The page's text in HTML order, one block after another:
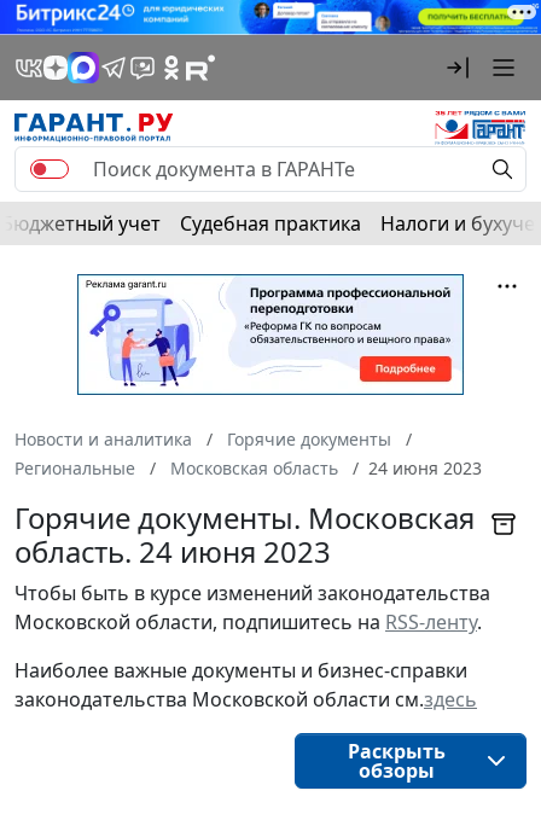
Бюджетный учет Судебная практика Налоги и
Новости и аналитика
Горячие документы
Региональные
Московская область 24 июня 2023
Горячие документы. Московская
область. 24 июня 2023
Чтобы быть в курсе изменений законодательства
Московской области, подпишитесь на RSS-ленту.
Наиболее важные документы и бизнес-справки
законодательства Московской области см.здесь
Раскрыть
обзоры